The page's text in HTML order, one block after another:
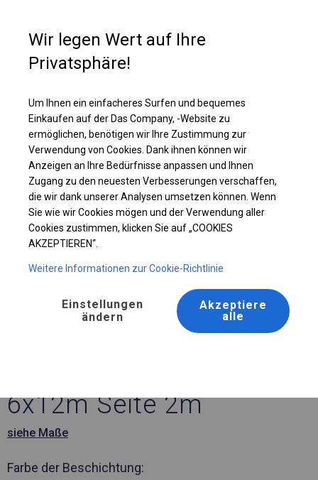
Solides Partyzelt | 6x12 m
6x12m Seite 2m
siehe Maße
Farbe der Beschichtung:
Wir legen Wert auf Ihre
Privatsphäre!
Um Ihnen ein einfacheres Surfen und bequemes
Einkaufen auf der Das Company, -Website zu
ermöglichen, benötigen wir Ihre Zustimmung zur
Verwendung von Cookies. Dank ihnen können wir
Anzeigen an Ihre Bedürfnisse anpassen und Ihnen
Zugang zu den neuesten Verbesserungen verschaffen,
die wir dank unserer Analysen umsetzen können. Wenn
Sie wie wir Cookies mögen und der Verwendung aller
Cookies zustimmen, klicken Sie auf „COOKIES
AKZEPTIEREN“.
Weitere Informationen zur Cookie-Richtlinie
Einstellungen
ändern
Akzeptiere
alle